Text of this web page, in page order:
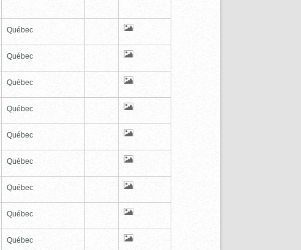
Québec
Québec
Québec
Québec
Québec
Québec
Québec
Québec
Québec